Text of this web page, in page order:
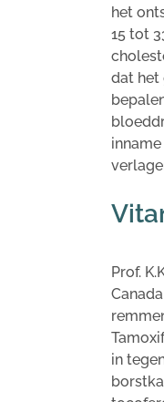
het
15 tot
dat het
Prof.
in